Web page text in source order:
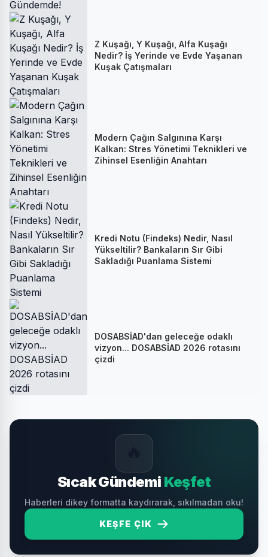
Z Kuşağı, Y Kuşağı, Alfa Kuşağı
Nedir? İş Yerinde ve Evde Yaşanan
Kuşak Çatışmaları
Modern Çağın Salgınına Karşı
Kalkan: Stres Yönetimi Teknikleri ve
Zihinsel Esenliğin Anahtarı
Kredi Notu (Findeks) Nedir, Nasıl
Yükseltilir? Bankaların Sır Gibi
Sakladığı Puanlama Sistemi
DOSABSİAD'dan geleceğe odaklı
vizyon... DOSABSİAD 2026 rotasını
çizdi
Sıcak Gündemi Keşfet
Haberleri dikey formatta kaydırarak, sıkılmadan oku!
KEŞFE ÇIK